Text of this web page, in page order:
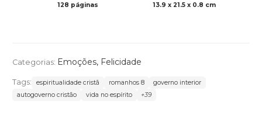
128 páginas 13.9 x 21.5 x 0.8 cm
Categorias: Emoções, Felicidade
Tags: espiritualidade cristã romanhos 8
governo interior
autogoverno cristão
vida no espírito +39